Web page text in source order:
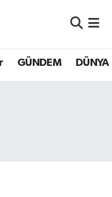
GÜNDEM DÜNYA